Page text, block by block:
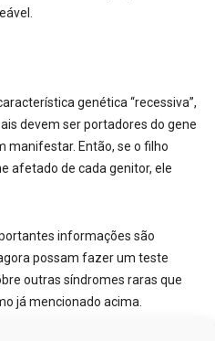
genética “recessiva”,
devem ser portadores do gene
manifestar. Então, se o filho
afetado de cada genitor, ele
informações são
possam fazer um teste
outras síndromes raras que
já mencionado acima.